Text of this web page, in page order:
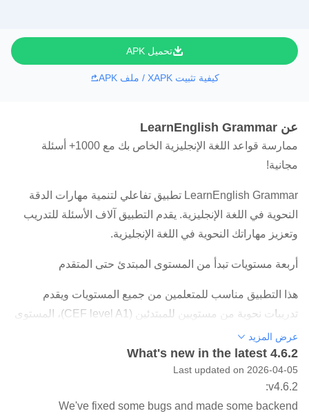
تحميل APK
كيفية تثبيت XAPK / ملف APK
عن LearnEnglish Grammar
ممارسة قواعد اللغة الإنجليزية الخاص بك مع 1000+ أسئلة
مجانية!
LearnEnglish Grammar تطبيق تفاعلي لتنمية مهارات الدقة
النحوية في اللغة الإنجليزية. يقدم التطبيق آلاف الأسئلة للتدريب
وتعزيز مهاراتك النحوية في اللغة الإنجليزية.
أربعة مستويات تبدأ من المستوى المبتدئ حتى المتقدم
هذا التطبيق مناسب للمتعلمين من جميع المستويات ويقدم
تدريبات نحوية من مستويين للمبتدئين (CEF level A1)، المستوى
وعندما تتقن القواعد النحوية، انتقل إلى المستوى الأعلى.
أكثر من 1000 تدريب
يحتوي كل مستوى على أكثر من 600 تدريب نحوي مقسمين إلى
عرض المزيد
What's new in the latest 4.6.2
Last updated on 2026-04-05
v4.6.2:
We've fixed some bugs and made some backend